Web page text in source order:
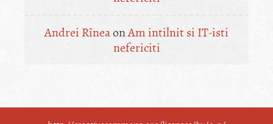
Andrei RîneaonAm intilnit si IT-isti
nefericiti